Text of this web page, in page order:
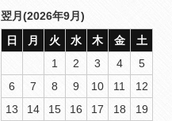
翌月(2026年9月)
日
月 火 水 木 金
土
1
2 3 4
5
6
7 8 9 10 11
12
13
14 15 16 17 18
19